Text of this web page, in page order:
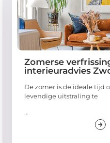
Zomerse
interieuradvies
De zomer is de ideale tijd
levendige uitstraling te
...